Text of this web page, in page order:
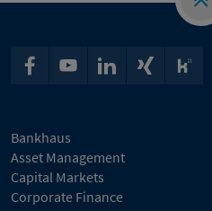
Bankhaus
Asset Management
Capital Markets
Corporate Finance